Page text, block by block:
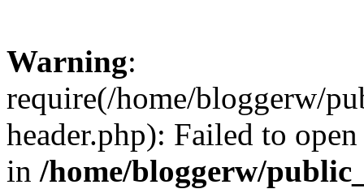
Warning:
require(/home/bloggerw/
header.php): Failed to
in /home/bloggerw/